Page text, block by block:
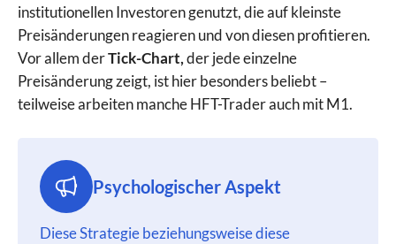
institutionellen Investoren genutzt, die auf kleinste
Preisänderungen reagieren und von diesen profitieren.
Vor allem derTick-Chart,der jede einzelne
Preisänderung zeigt, ist hier besonders beliebt –
teilweise arbeiten manche HFT-Trader auch mit M1.
Psychologischer Aspekt
Diese Strategie beziehungsweise diese